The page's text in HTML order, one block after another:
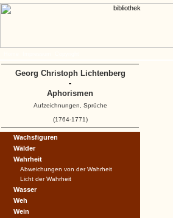
Wachsfiguren
Wälder
Wahrheit
Abweichungen von der Wahrheit
Licht der Wahrheit
Wasser
Weh
Wein
Georg Christoph Lichtenberg
-
Aphorismen
Aufzeichnungen, Sprüche
(1764-1771)